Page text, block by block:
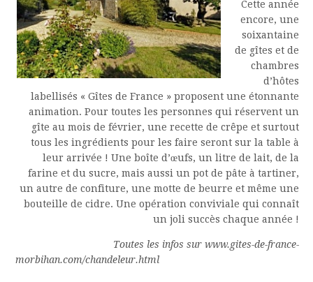
Cette année
encore, une
soixantaine
de gîtes et de
chambres
d’hôtes
labellisés « Gîtes de France » proposent une étonnante
animation. Pour toutes les personnes qui réservent un
gîte au mois de février, une recette de crêpe et surtout
tous les ingrédients pour les faire seront sur la table à
leur arrivée ! Une boîte d’œufs, un litre de lait, de la
farine et du sucre, mais aussi un pot de pâte à tartiner,
un autre de confiture, une motte de beurre et même une
bouteille de cidre. Une opération conviviale qui connaît
un joli succès chaque année !
Toutes les infos sur www.gites-de-france-
morbihan.com/chandeleur.html